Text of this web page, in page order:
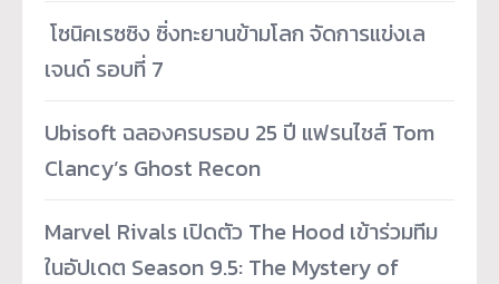
­ โซนิคเรซซิง ซิ่งทะยานข้ามโลก จัดการแข่งเล
เจนด์ รอบที่ 7
Ubisoft ฉลองครบรอบ 25 ปี แฟรนไชส์ Tom
Clancy’s Ghost Recon
Marvel Rivals เปิดตัว The Hood เข้าร่วมทีม
ในอัปเดต Season 9.5: The Mystery of